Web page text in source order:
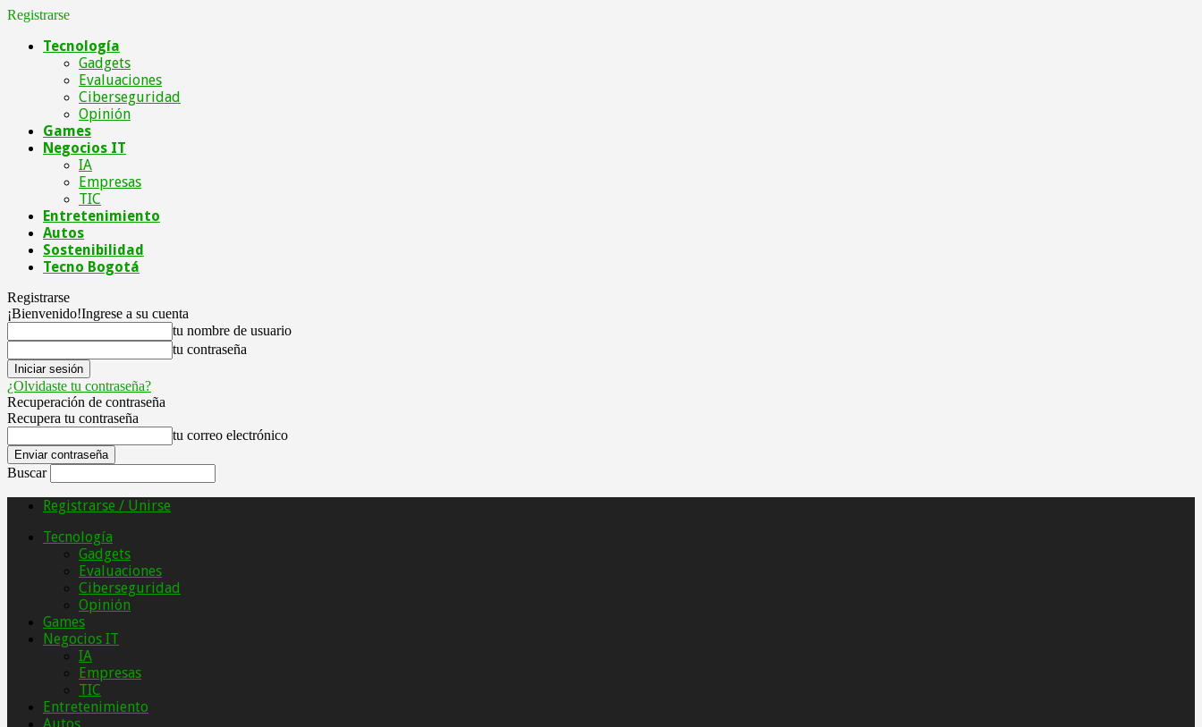
Registrarse
Tecnología
Gadgets
Evaluaciones
Ciberseguridad
Opinión
Games
Negocios IT
IA
Empresas
TIC
Entretenimiento
Autos
Sostenibilidad
Tecno Bogotá
Registrarse
¡Bienvenido!Ingrese a su cuenta
tu nombre de usuario
tu contraseña
¿Olvidaste tu contraseña?
Recuperación de contraseña
Recupera tu contraseña
tu correo electrónico
Buscar
Registrarse / Unirse
Tecnología
Gadgets
Evaluaciones
Ciberseguridad
Opinión
Games
Negocios IT
IA
Empresas
TIC
Entretenimiento